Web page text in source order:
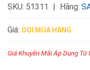
SKU: 51311 Hãng:
Giá: GỌI MUA HÀNG
Giá Khuyến Mãi Áp Dụng